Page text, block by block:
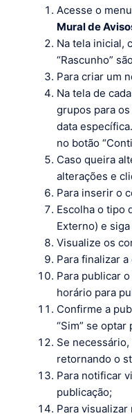
Acesse o
Mural de
Na tela inicial,
“Rascunho”
Para criar um
Na tela de
grupos para
data
no botão
Caso queira
alterações e
Para inserir o
Escolha o tipo
Externo) e
Visualize os
Para finalizar
Para publicar
horário para
Confirme a
“Sim” se optar
Se
retornando o
Para notificar
publicação;
Para